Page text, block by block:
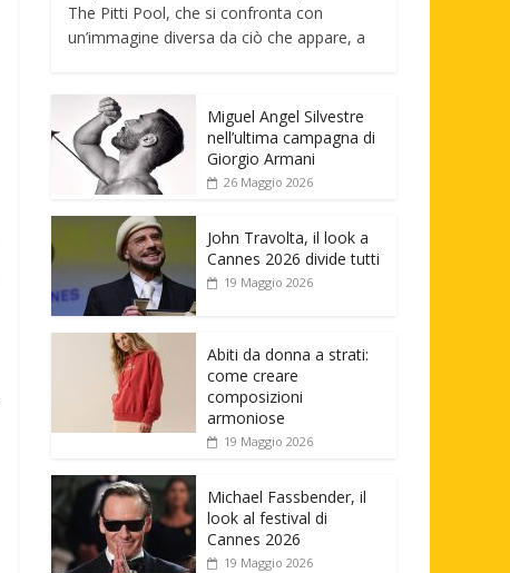
The Pitti Pool, che si confronta con
un’immagine diversa da ciò che appare, a
Miguel Angel Silvestre
nell’ultima campagna di
Giorgio Armani
26 Maggio 2026
John Travolta, il look a
Cannes 2026 divide tutti
19 Maggio 2026
Abiti da donna a strati:
come creare
composizioni
armoniose
19 Maggio 2026
Michael Fassbender, il
look al festival di
Cannes 2026
19 Maggio 2026